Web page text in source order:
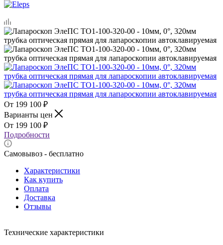
199 100 ₽
Варианты цен
199 100 ₽
Подробности
Самовывоз - бесплатно
Характеристики
Как купить
Оплата
Доставка
Отзывы
Технические характеристики